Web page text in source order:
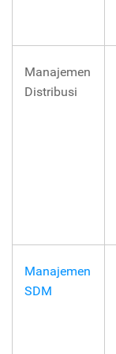
Manajemen
Distribusi
Manajemen
SDM